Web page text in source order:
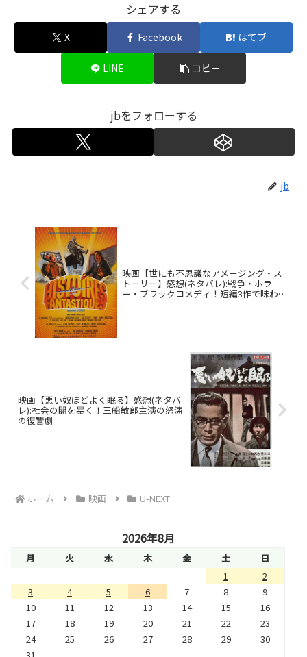
シェアする
X Facebook はてブ
LINE コピー
jbをフォローする
jb
映画【世にも不思議なアメージング・ス
トーリー】感想(ネタバレ):戦争・ホラ
ー・ブラックコメディ！短編3作で味わう
映画【悪い奴ほどよく眠る】感想(ネタバ
レ):社会の闇を暴く！三船敏郎主演の怒涛
の復讐劇
ホーム 映画 U-NEXT
2026年8月
月 火 水 木 金 土
日
1
2
3
4 5 6 7 8
9
10
11 12 13 14 15
16
17
18 19 20 21 22
23
24
25 26 27 28 29
30